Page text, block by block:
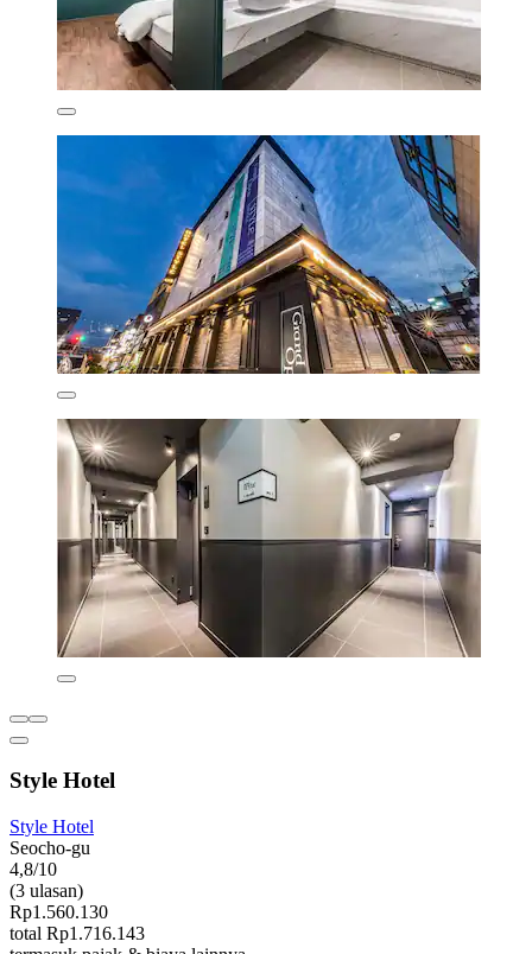
Style Hotel
Style Hotel
Seocho-gu
4,8/10
(3 ulasan)
Rp1.560.130
total Rp1.716.143